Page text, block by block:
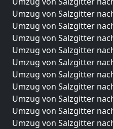
Umzug von Salzgitter
Umzug von Salzgitter
Umzug von Salzgitter
Umzug von Salzgitter
Umzug von Salzgitter
Umzug von Salzgitter
Umzug von Salzgitter
Umzug von Salzgitter
Umzug von Salzgitter
Umzug von Salzgitter